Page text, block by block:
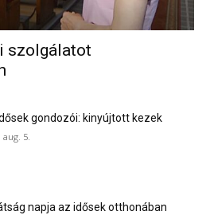
szolgálatot
gondozói: kinyújtott kezek
aug. 5.
napja az idősek otthonában